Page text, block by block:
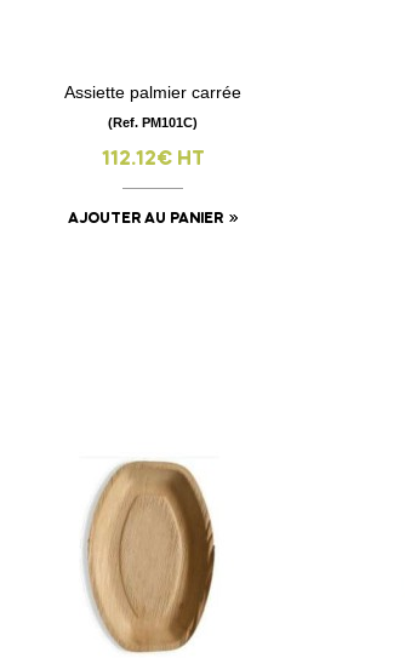
visibility
Assiette palmier carrée
(Ref. PM101C)
112.12€ HT
AJOUTER AU PANIER